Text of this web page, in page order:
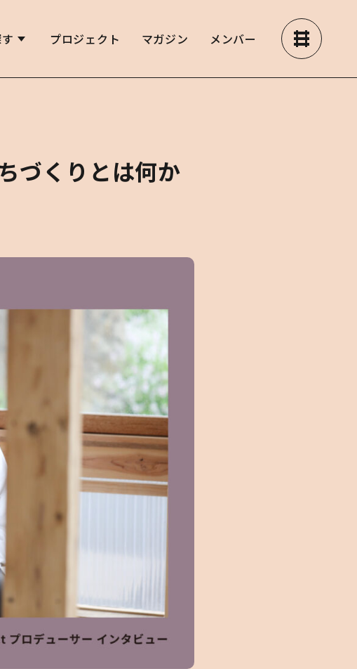
プロジェクト マガジン メンバー
づくりとは何か